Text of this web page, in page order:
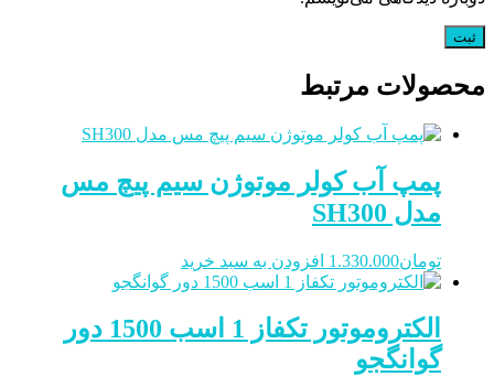
محصولات مرتبط
پمپ آب کولر موتوژن سیم پیچ مس
مدل SH300
تومان1.330.000 افزودن به سبد خرید
الکتروموتور تکفاز 1 اسب 1500 دور
گوانگجو